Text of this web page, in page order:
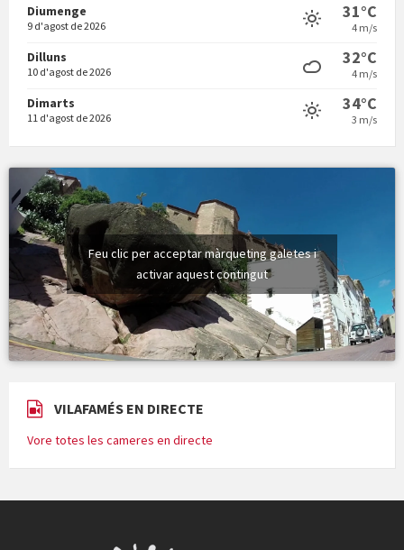
Vermuts a la Font. Hit parit
Diumenge
9 d'agost de 2026
31°C
4 m/s
Dilluns
10 d'agost de 2026
32°C
4 m/s
Dimarts
11 d'agost de 2026
34°C
3 m/s
Feu clic per acceptar màrqueting galetes i
activar aquest contingut
VILAFAMÉS EN DIRECTE
Vore totes les cameres en directe